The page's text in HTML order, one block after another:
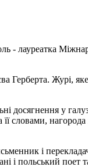
- лауреатка
Герберта. Журі,
досягнення у
її словами,
і
і польський